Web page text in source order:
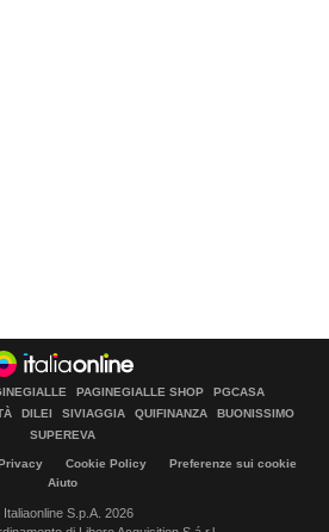
PAGINEGIALLE SHOP
PGCASA
DILEI SIVIAGGIA QUIFINANZA
BUONISSIMO
SUPEREVA
Cookie Policy
Preferenze sui cookie
Aiuto
S.p.A. 2026